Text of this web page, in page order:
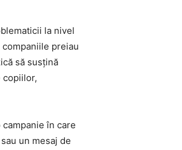
la nivel
preiau
să susțină
copiilor,
în care
un mesaj de